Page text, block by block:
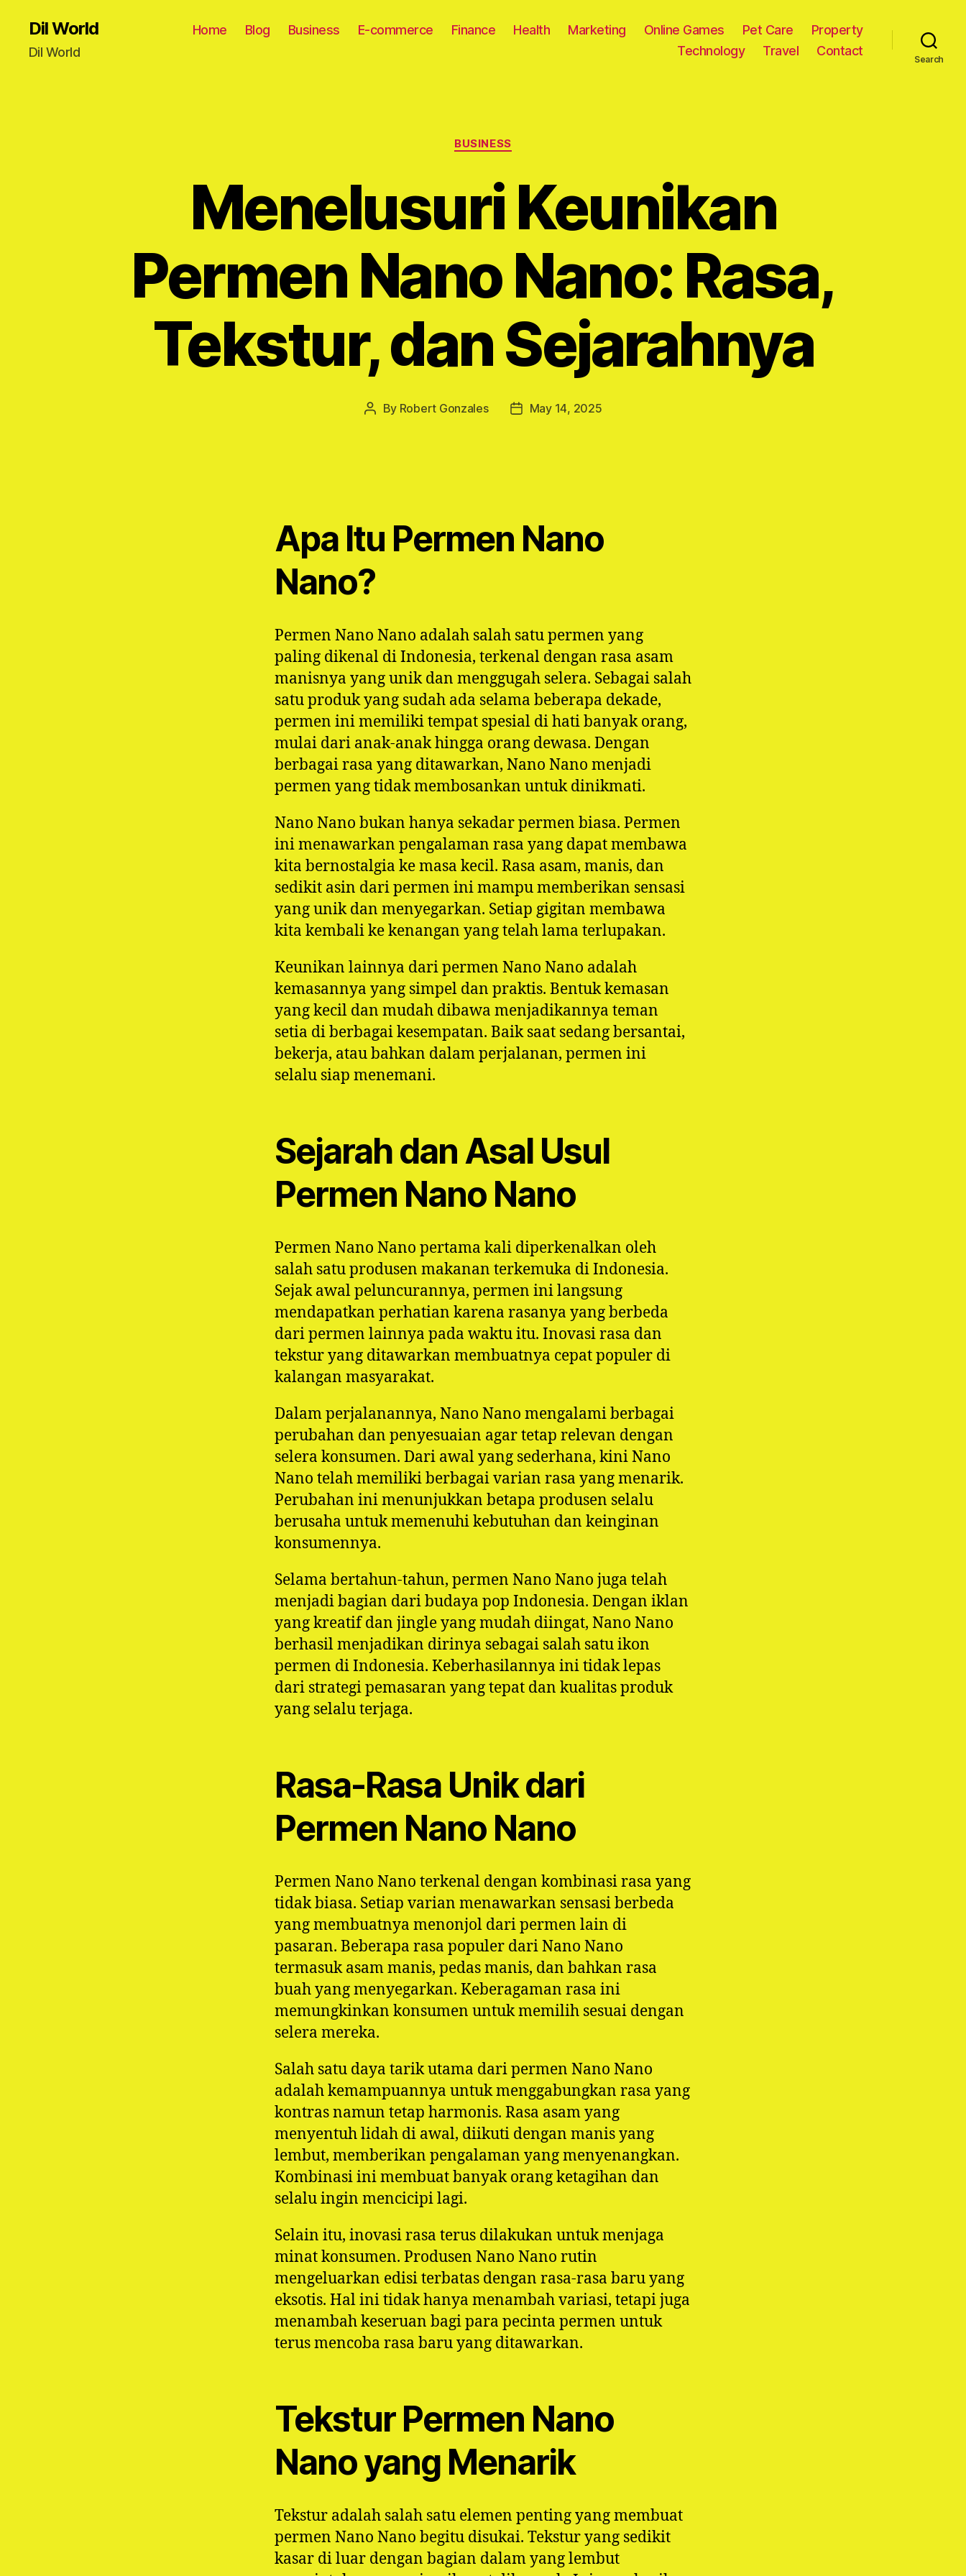
Dil World
Dil World
Home Blog Business E-commerce Finance Health Marketing Online Games Pet Care
Property
Technology
Travel Contact
Search
Categories
BUSINESS
Menelusuri Keunikan
Permen Nano Nano: Rasa,
Tekstur, dan Sejarahnya
Post
By Robert Gonzales
PostMay 14, 2025
Apa Itu Permen Nano
Nano?
Permen Nano Nano adalah salah satu permen yang
paling dikenal di Indonesia, terkenal dengan rasa asam
manisnya yang unik dan menggugah selera. Sebagai salah
satu produk yang sudah ada selama beberapa dekade,
permen ini memiliki tempat spesial di hati banyak orang,
mulai dari anak-anak hingga orang dewasa. Dengan
berbagai rasa yang ditawarkan, Nano Nano menjadi
permen yang tidak membosankan untuk dinikmati.
Nano Nano bukan hanya sekadar permen biasa. Permen
ini menawarkan pengalaman rasa yang dapat membawa
kita bernostalgia ke masa kecil. Rasa asam, manis, dan
sedikit asin dari permen ini mampu memberikan sensasi
yang unik dan menyegarkan. Setiap gigitan membawa
kita kembali ke kenangan yang telah lama terlupakan.
Keunikan lainnya dari permen Nano Nano adalah
kemasannya yang simpel dan praktis. Bentuk kemasan
yang kecil dan mudah dibawa menjadikannya teman
setia di berbagai kesempatan. Baik saat sedang bersantai,
bekerja, atau bahkan dalam perjalanan, permen ini
selalu siap menemani.
Sejarah dan Asal Usul
Permen Nano Nano
Permen Nano Nano pertama kali diperkenalkan oleh
salah satu produsen makanan terkemuka di Indonesia.
Sejak awal peluncurannya, permen ini langsung
mendapatkan perhatian karena rasanya yang berbeda
dari permen lainnya pada waktu itu. Inovasi rasa dan
tekstur yang ditawarkan membuatnya cepat populer di
kalangan masyarakat.
Dalam perjalanannya, Nano Nano mengalami berbagai
perubahan dan penyesuaian agar tetap relevan dengan
selera konsumen. Dari awal yang sederhana, kini Nano
Nano telah memiliki berbagai varian rasa yang menarik.
Perubahan ini menunjukkan betapa produsen selalu
berusaha untuk memenuhi kebutuhan dan keinginan
konsumennya.
Selama bertahun-tahun, permen Nano Nano juga telah
menjadi bagian dari budaya pop Indonesia. Dengan iklan
yang kreatif dan jingle yang mudah diingat, Nano Nano
berhasil menjadikan dirinya sebagai salah satu ikon
permen di Indonesia. Keberhasilannya ini tidak lepas
dari strategi pemasaran yang tepat dan kualitas produk
yang selalu terjaga.
Rasa-Rasa Unik dari
Permen Nano Nano
Permen Nano Nano terkenal dengan kombinasi rasa yang
tidak biasa. Setiap varian menawarkan sensasi berbeda
yang membuatnya menonjol dari permen lain di
pasaran. Beberapa rasa populer dari Nano Nano
termasuk asam manis, pedas manis, dan bahkan rasa
buah yang menyegarkan. Keberagaman rasa ini
memungkinkan konsumen untuk memilih sesuai dengan
selera mereka.
Salah satu daya tarik utama dari permen Nano Nano
adalah kemampuannya untuk menggabungkan rasa yang
kontras namun tetap harmonis. Rasa asam yang
menyentuh lidah di awal, diikuti dengan manis yang
lembut, memberikan pengalaman yang menyenangkan.
Kombinasi ini membuat banyak orang ketagihan dan
selalu ingin mencicipi lagi.
Selain itu, inovasi rasa terus dilakukan untuk menjaga
minat konsumen. Produsen Nano Nano rutin
mengeluarkan edisi terbatas dengan rasa-rasa baru yang
eksotis. Hal ini tidak hanya menambah variasi, tetapi juga
menambah keseruan bagi para pecinta permen untuk
terus mencoba rasa baru yang ditawarkan.
Tekstur Permen Nano
Nano yang Menarik
Tekstur adalah salah satu elemen penting yang membuat
permen Nano Nano begitu disukai. Tekstur yang sedikit
kasar di luar dengan bagian dalam yang lembut